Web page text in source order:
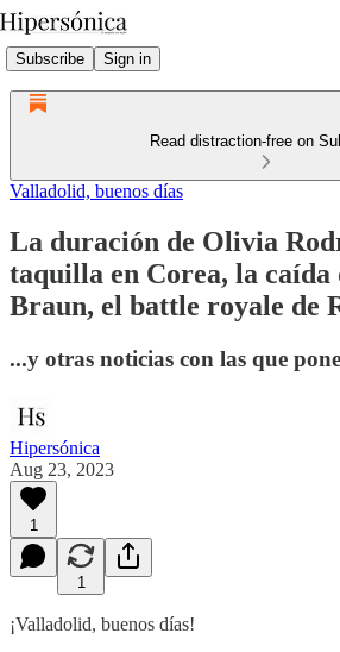
Subscribe Sign in
Read distraction-free on
Valladolid, buenos días
La duración de Olivia
taquilla en Corea, la caída
Braun, el battle royale de
...y otras noticias con las que
Hipersónica
Aug 23, 2023
1
1
¡Valladolid, buenos días!